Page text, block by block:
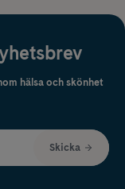
hälsa och skönhet
Skicka